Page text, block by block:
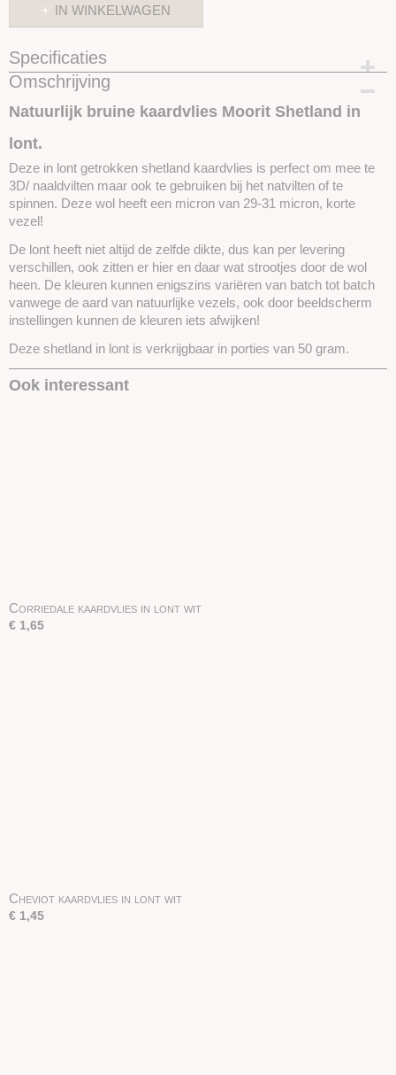
IN WINKELWAGEN
Specificaties
Productcode
Omschrijving
Natuurlijk bruine kaardvlies Moorit Shetland in
lont.
Deze in lont getrokken shetland kaardvlies is perfect om mee te
3D/ naaldvilten maar ook te gebruiken bij het natvilten of te
spinnen. Deze wol heeft een micron van 29-31 micron, korte
vezel!
De lont heeft niet altijd de zelfde dikte, dus kan per levering
verschillen, ook zitten er hier en daar wat strootjes door de wol
heen. De kleuren kunnen enigszins variëren van batch tot batch
vanwege de aard van natuurlijke vezels, ook door beeldscherm
instellingen kunnen de kleuren iets afwijken!
Deze shetland in lont is verkrijgbaar in porties van 50 gram.
Ook interessant
Corriedale kaardvlies in lont wit
€ 1,65
Cheviot kaardvlies in lont wit
€ 1,45